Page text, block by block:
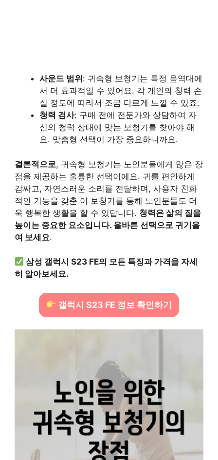
사운드 범위 : 귀속형 보청기는 특정 음역대에
서 더 효과적일 수 있어요. 각 개인의 청력 손
실 정도에 따라서 조금 다르게 느낄 수 있죠.
청력 검사: 구매 전에 전문가와 상담하여 자
신의 청력 상태에 맞는 보청기를 찾아야 해
요. 맞춤형 선택이 가장 중요하니까요.
결론적으로, 귀속형 보청기는 노인분들에게 많은 장
점을 제공하는 훌륭한 선택이에요. 귀를 편안하게
감싸고, 자연스러운 소리를 전달하며, 사용자 친화
적인 기능을 갖춘 이 보청기를 통해 노인분들도 더
욱 행복한 생활을 할 수 있답니다. 청력은 삶의 질을
높이는 중요한 요소입니다. 올바른 선택으로 귀기울
여 보세요.
삼성 갤럭시 S23 FE의 모든 특징과 가격을 자세
히 알아보세요.
갤럭시 S23 FE 정보 확인하기